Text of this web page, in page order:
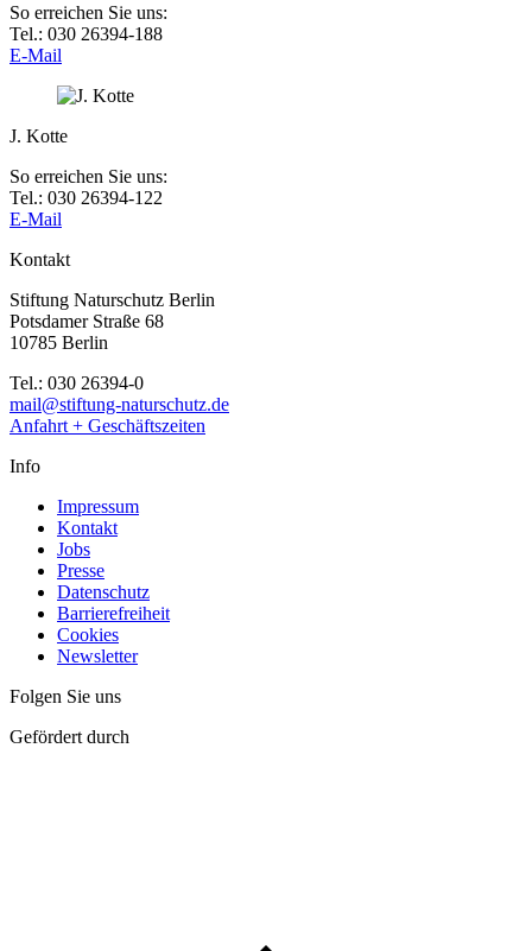
So erreichen Sie uns:
Tel.: 030 26394-188
E-Mail
J. Kotte
So erreichen Sie uns:
Tel.: 030 26394-122
E-Mail
Kontakt
Stiftung Naturschutz Berlin
Potsdamer Straße 68
10785 Berlin
Tel.: 030 26394-0
mail@stiftung-naturschutz.de
Anfahrt + Geschäftszeiten
Info
Impressum
Kontakt
Jobs
Presse
Datenschutz
Barrierefreiheit
Cookies
Newsletter
Folgen Sie uns
Gefördert durch